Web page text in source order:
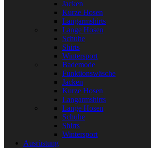
Jacken
Kurze Hosen
Langarmshirts
Lange Hosen
Schuhe
Shirts
Wintersport
Bademode
Funktionswäsche
Jacken
Kurze Hosen
Langarmshirts
Lange Hosen
Schuhe
Shirts
Wintersport
Ausrüstung